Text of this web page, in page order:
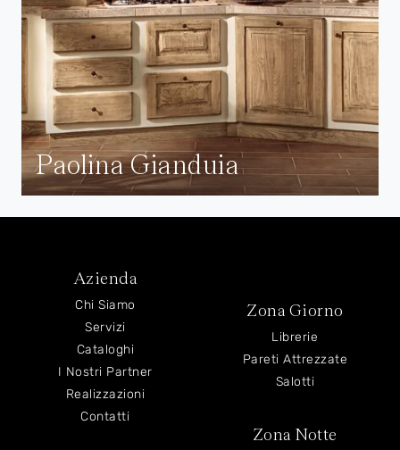
Paolina Gianduia
Azienda
Chi Siamo
Servizi
Cataloghi
I Nostri Partner
Realizzazioni
Contatti
Zona Giorno
Librerie
Pareti Attrezzate
Salotti
Zona Notte